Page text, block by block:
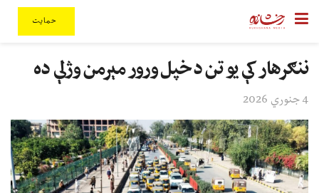
حمایت
ننګرهار کې یو تن د خپل ورور مېرمن وژلې ده
4 جنوري 2026